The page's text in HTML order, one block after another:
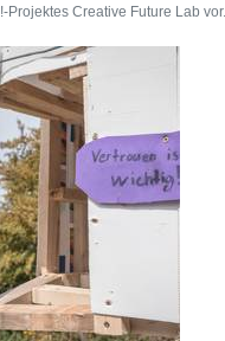
Projektes Creative Future Lab vor.